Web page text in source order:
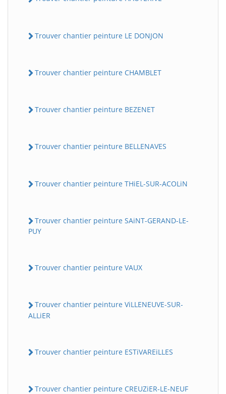
Trouver chantier peinture LE DONJON
Trouver chantier peinture CHAMBLET
Trouver chantier peinture BEZENET
Trouver chantier peinture BELLENAVES
Trouver chantier peinture THiEL-SUR-ACOLiN
Trouver chantier peinture SAiNT-GERAND-LE-
PUY
Trouver chantier peinture VAUX
Trouver chantier peinture ViLLENEUVE-SUR-
ALLiER
Trouver chantier peinture ESTiVAREiLLES
Trouver chantier peinture CREUZiER-LE-NEUF